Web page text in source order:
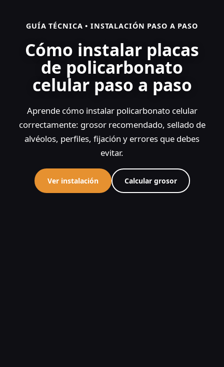
GUÍA TÉCNICA • INSTALACIÓN PASO A PASO
Cómo instalar placas
de policarbonato
celular paso a paso
Aprende cómo instalar policarbonato celular
correctamente: grosor recomendado, sellado de
alvéolos, perfiles, fijación y errores que debes
evitar.
Ver instalación Calcular grosor